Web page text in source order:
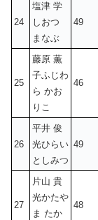
24
塩津 学
しおつ
まなぶ
49
25
藤原 薫
子ふじわ
ら かお
りこ
46
26
平井 俊
光ひらい
としみつ
49
27
片山 貴
光かたや
ま たか
48